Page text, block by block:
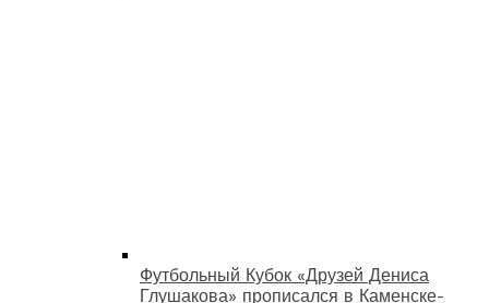
Футбольный Кубок «Друзей Дениса
Глушакова» прописался в Каменске-